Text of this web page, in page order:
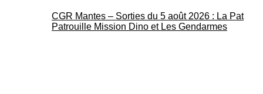
Mantes Actu
CGR Mantes – Sorties du 5 août 2026 : La Pat
Patrouille Mission Dino et Les Gendarmes